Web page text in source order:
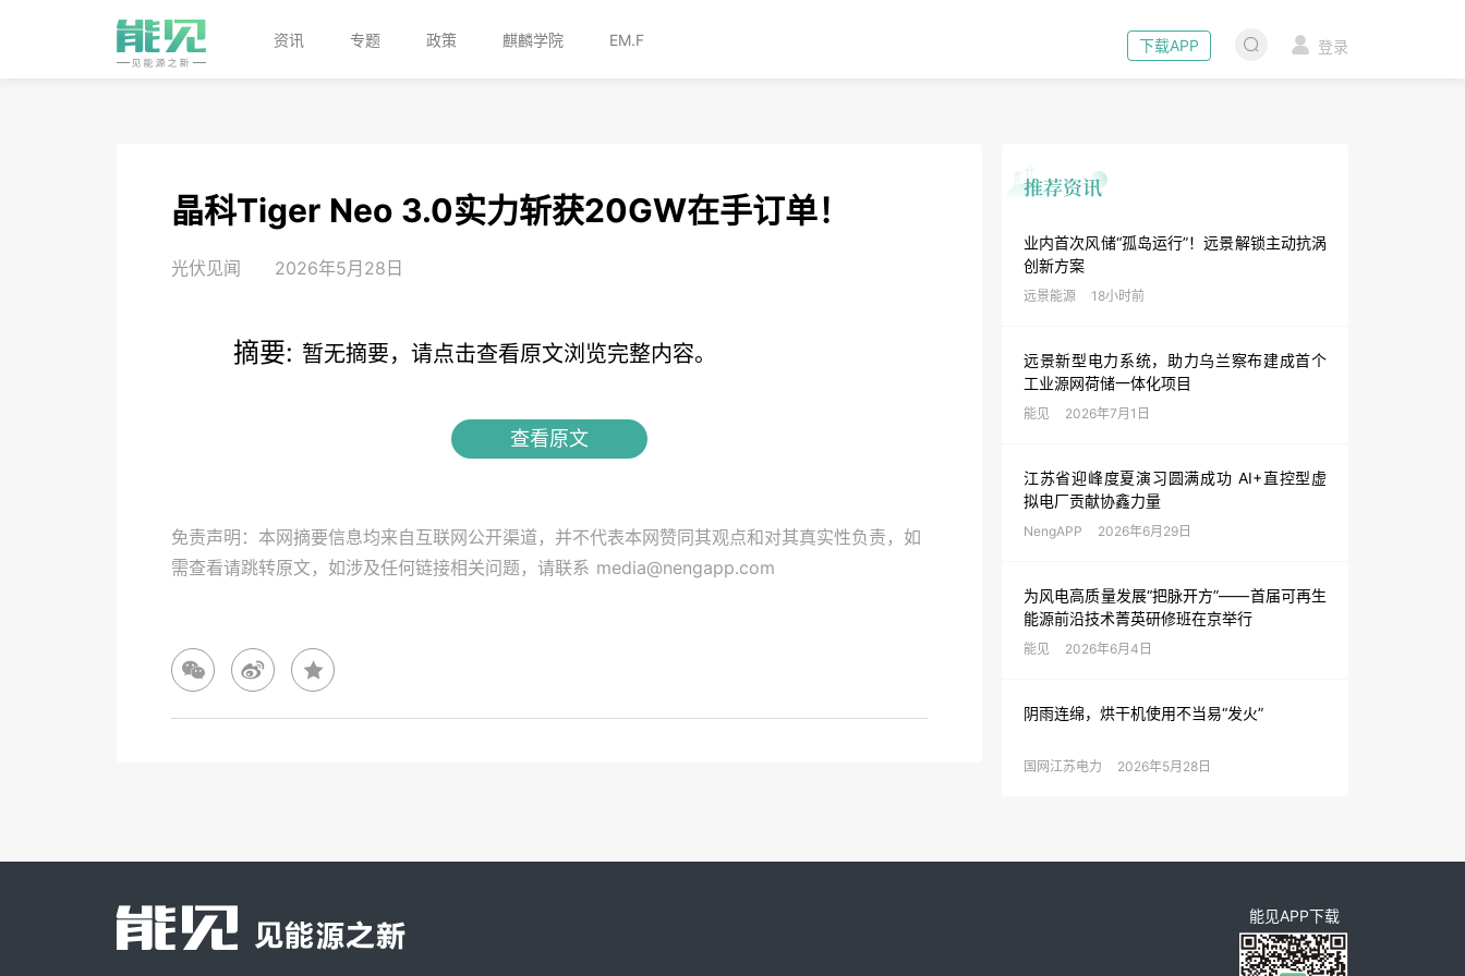
下载APP 登录
资讯 专题 政策 麒麟学院 EM.F
业内首次风储“孤岛运行”！远景解锁主动抗涡
创新方案
远景能源 18小时前
远景新型电力系统，助力乌兰察布建成首个
工业源网荷储一体化项目
能见 2026年7月1日
江苏省迎峰度夏演习圆满成功 AI+直控型虚
拟电厂贡献协鑫力量
NengAPP 2026年6月29日
为风电高质量发展“把脉开方”——首届可再生
能源前沿技术菁英研修班在京举行
能见 2026年6月4日
阴雨连绵，烘干机使用不当易“发火”
国网江苏电力 2026年5月28日
晶科Tiger Neo 3.0实力斩获20GW在手订单！
光伏见闻 2026年5月28日
摘要: 暂无摘要，请点击查看原文浏览完整内容。
查看原文
免责声明：本网摘要信息均来自互联网公开渠道，并不代表本网赞同其观点和对其真实性负责，如
需查看请跳转原文，如涉及任何链接相关问题，请联系 media@nengapp.com
能见APP下载